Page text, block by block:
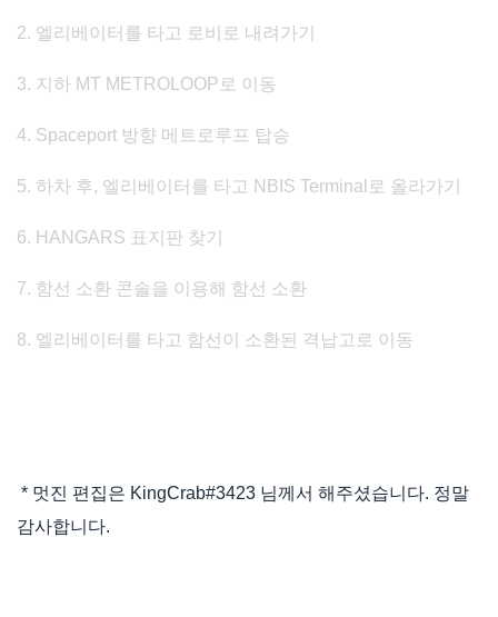
2. 엘리베이터를 타고 로비로 내려가기
3. 지하 MT METROLOOP로 이동
4. Spaceport 방향 메트로루프 탑승
5. 하차 후, 엘리베이터를 타고 NBIS Terminal로 올라가기
6. HANGARS 표지판 찾기
7. 함선 소환 콘솔을 이용해 함선 소환
8. 엘리베이터를 타고 함선이 소환된 격납고로 이동
* 멋진 편집은 KingCrab#3423 님께서 해주셨습니다. 정말
감사합니다.